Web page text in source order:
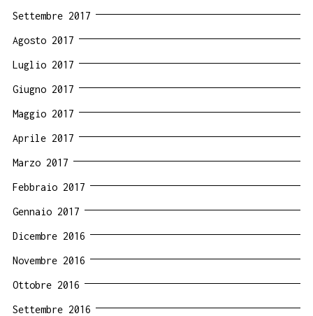
Settembre 2017
Agosto 2017
Luglio 2017
Giugno 2017
Maggio 2017
Aprile 2017
Marzo 2017
Febbraio 2017
Gennaio 2017
Dicembre 2016
Novembre 2016
Ottobre 2016
Settembre 2016